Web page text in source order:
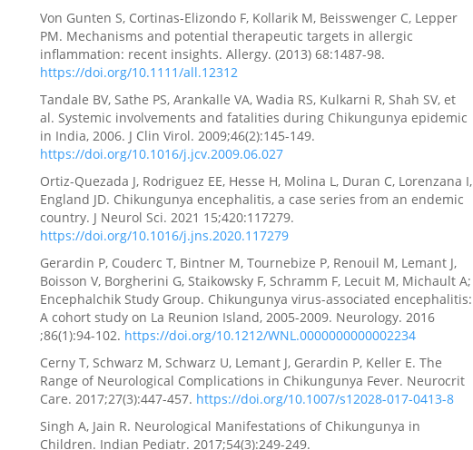
Von Gunten S, Cortinas-Elizondo F, Kollarik M, Beisswenger C, Lepper
PM. Mechanisms and potential therapeutic targets in allergic
inflammation: recent insights. Allergy. (2013) 68:1487-98.
https://doi.org/10.1111/all.12312
Tandale BV, Sathe PS, Arankalle VA, Wadia RS, Kulkarni R, Shah SV, et
al. Systemic involvements and fatalities during Chikungunya epidemic
in India, 2006. J Clin Virol. 2009;46(2):145-149.
https://doi.org/10.1016/j.jcv.2009.06.027
Ortiz-Quezada J, Rodriguez EE, Hesse H, Molina L, Duran C, Lorenzana I,
England JD. Chikungunya encephalitis, a case series from an endemic
country. J Neurol Sci. 2021 15;420:117279.
https://doi.org/10.1016/j.jns.2020.117279
Gerardin P, Couderc T, Bintner M, Tournebize P, Renouil M, Lemant J,
Boisson V, Borgherini G, Staikowsky F, Schramm F, Lecuit M, Michault A;
Encephalchik Study Group. Chikungunya virus-associated encephalitis:
A cohort study on La Reunion Island, 2005-2009. Neurology. 2016
;86(1):94-102. https://doi.org/10.1212/WNL.0000000000002234
Cerny T, Schwarz M, Schwarz U, Lemant J, Gerardin P, Keller E. The
Range of Neurological Complications in Chikungunya Fever. Neurocrit
Care. 2017;27(3):447-457. https://doi.org/10.1007/s12028-017-0413-8
Singh A, Jain R. Neurological Manifestations of Chikungunya in
Children. Indian Pediatr. 2017;54(3):249-249.